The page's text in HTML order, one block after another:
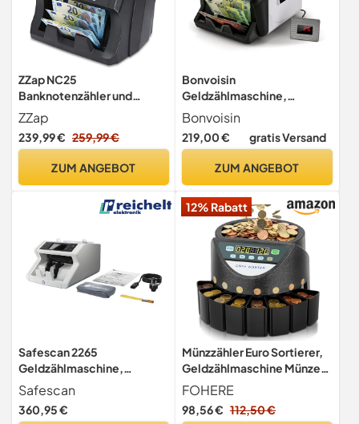
ZZap NC25
Banknotenzähler und
Falschgeld-Detektor -
Geldzählmaschine
Banknotenzählmaschine
ZZap
239,99 € 259,99 €
ZUM ANGEBOT
Bonvoisin
Geldzählmaschine,
Wertzählung für gemischte
Euro-Banknoten mit
UV/MG/IR-
Denominationen-
Batch- und Größenmodi, 3
Displays
Bonvoisin
219,00 € gratis Versand
ZUM ANGEBOT
Safescan 2265
Geldzählmaschine,
Wertzählung für gemischte
EUR- und GBP-Banknoten -
Banknotenzähler mit 6-
Safescan
360,95 €
12% Rabatt
Münzzähler Euro Sortierer,
Geldzählmaschine Münzen
Sortierer 800 Münzen
Kapazität, Münzen
Zählmaschine mit 8
FOHERE
98,56 € 112,50 €